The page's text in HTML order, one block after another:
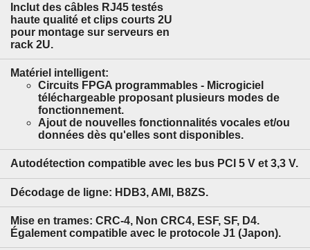
Inclut des câbles RJ45 testés
haute qualité et clips courts 2U
pour montage sur serveurs en
rack 2U.
Matériel intelligent:
Circuits FPGA programmables - Microgiciel
téléchargeable proposant plusieurs modes de
fonctionnement.
Ajout de nouvelles fonctionnalités vocales et/ou
données dès qu'elles sont disponibles.
Autodétection compatible avec les bus PCI 5 V et 3,3 V.
Décodage de ligne: HDB3, AMI, B8ZS.
Mise en trames: CRC-4, Non CRC4, ESF, SF, D4.
Également compatible avec le protocole J1 (Japon).